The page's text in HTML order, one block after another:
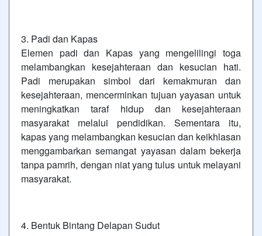
3. Padi dan Kapas
Elemen padi dan Kapas yang mengelilingi toga
melambangkan kesejahteraan dan kesucian hati.
Padi merupakan simbol dari kemakmuran dan
kesejahteraan, mencerminkan tujuan yayasan untuk
meningkatkan taraf hidup dan kesejahteraan
masyarakat melalui pendidikan. Sementara itu,
kapas yang melambangkan kesucian dan keikhlasan
menggambarkan semangat yayasan dalam bekerja
tanpa pamrih, dengan niat yang tulus untuk melayani
masyarakat.
4. Bentuk Bintang Delapan Sudut